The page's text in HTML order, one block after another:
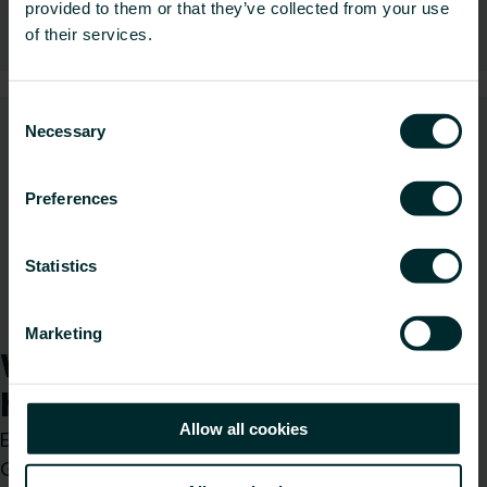
provided to them or that they’ve collected from your use
of their services.
Selection
Necessary
Preferences
Statistics
Marketing
Allow all cookies
Hydraulische Regelungen
Wie können wir Ihnen
helfen?
Egal, ob Sie Installateur, Architekt, Planer,
Großhändler oder Endverbraucher sind, treffen